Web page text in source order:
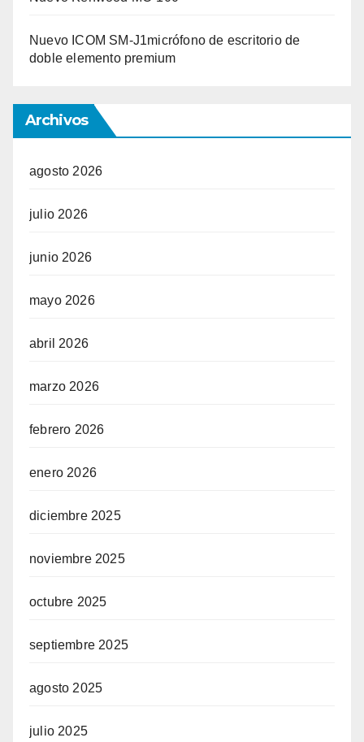
Nuevo ICOM SM-J1micrófono de escritorio de
doble elemento premium
Archivos
agosto 2026
julio 2026
junio 2026
mayo 2026
abril 2026
marzo 2026
febrero 2026
enero 2026
diciembre 2025
noviembre 2025
octubre 2025
septiembre 2025
agosto 2025
julio 2025